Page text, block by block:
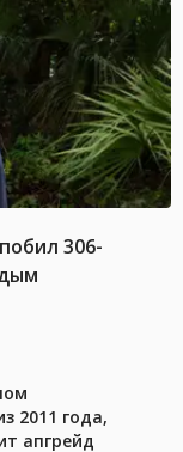
306-
2011 года,
апгрейд